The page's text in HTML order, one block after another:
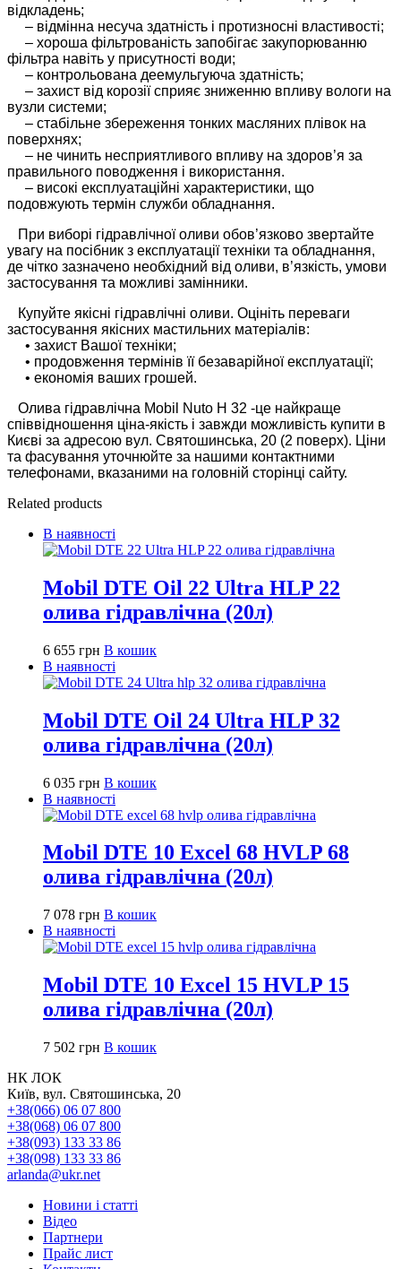
відкладень;
– відмінна несуча здатність і протизносні властивості;
– хороша фільтрованість запобігає закупорюванню
фільтра навіть у присутності води;
– контрольована деемульгуюча здатність;
– захист від корозії сприяє зниженню впливу вологи на
вузли системи;
– стабільне збереження тонких масляних плівок на
поверхнях;
– не чинить несприятливого впливу на здоров’я за
правильного поводження і використання.
– високі експлуатаційні характеристики, що
подовжують термін служби обладнання.
При виборі гідравлічної оливи обов’язково звертайте
увагу на посібник з експлуатації техніки та обладнання,
де чітко зазначено необхідний від оливи, в’язкість, умови
застосування та можливі замінники.
Купуйте якісні гідравлічні оливи. Оцініть переваги
застосування якісних мастильних матеріалів:
• захист Вашої техніки;
• продовження термінів її безаварійної експлуатації;
• економія ваших грошей.
Олива гідравлічна Mobil Nuto H 32 -це найкраще
співвідношення ціна-якість і завжди можливість купити в
Києві за адресою вул. Святошинська, 20 (2 поверх). Ціни
та фасування уточнюйте за нашими контактними
телефонами, вказаними на головній сторінці сайту.
Related products
В наявності
Mobil DTE Oil 22 Ultra HLP 22
олива гідравлічна (20л)
6 655 грн В кошик
В наявності
Mobil DTE Oil 24 Ultra HLP 32
олива гідравлічна (20л)
6 035 грн В кошик
В наявності
Mobil DTE 10 Excel 68 HVLP 68
олива гідравлічна (20л)
7 078 грн В кошик
В наявності
Mobil DTE 10 Excel 15 HVLP 15
олива гідравлічна (20л)
7 502 грн В кошик
НК ЛОК
Київ, вул. Святошинська, 20
+38(066) 06 07 800
+38(068) 06 07 800
+38(093) 133 33 86
+38(098) 133 33 86
arlanda@ukr.net
Новини і статті
Відео
Партнери
Прайс лист